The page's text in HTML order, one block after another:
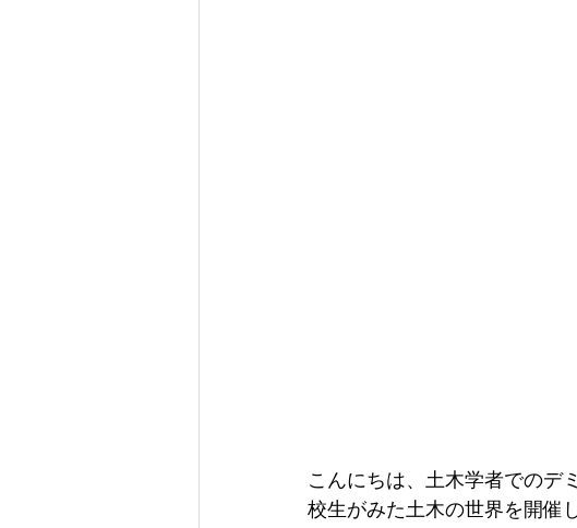
こんにちは、土木学者でのデ
校生がみた土木の世界を開催